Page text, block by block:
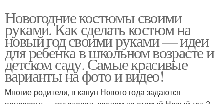
Новогодние костюмы своими
руками. Как сделать костюм на
новый год своими руками — идеи
для ребенка в школьном возрасте и
детском саду. Самые красивые
варианты на фото и видео!
Многие родители, в канун Нового года задаются